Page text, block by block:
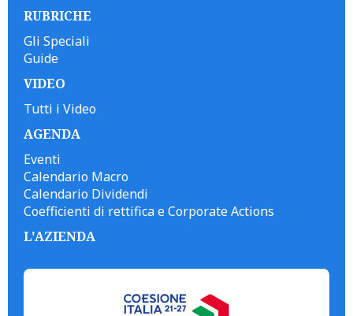
RUBRICHE
Gli Speciali
Guide
VIDEO
Tutti i Video
AGENDA
Eventi
Calendario Macro
Calendario Dividendi
Coefficienti di rettifica e Corporate Actions
L'AZIENDA